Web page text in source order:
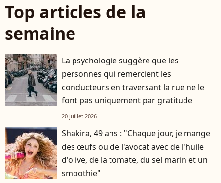
Top articles de la
semaine
La psychologie suggère que les
personnes qui remercient les
conducteurs en traversant la rue ne le
font pas uniquement par gratitude
20 juillet 2026
Shakira, 49 ans : "Chaque jour, je mange
des œufs ou de l'avocat avec de l'huile
d'olive, de la tomate, du sel marin et un
smoothie"